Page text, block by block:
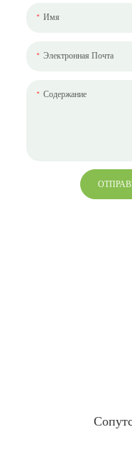
Имя
Электронная Почта
Содержание